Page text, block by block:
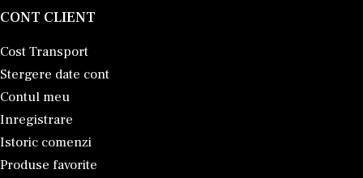
CONT CLIENT
Cost Transport
Stergere date cont
Contul meu
Inregistrare
Istoric comenzi
Produse favorite